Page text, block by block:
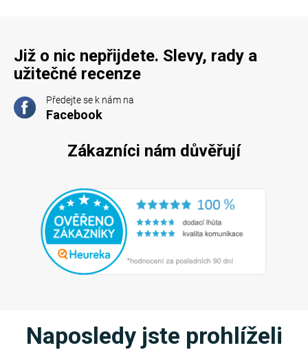
Již o nic nepřijdete. Slevy, rady a
užitečné recenze
Předejte se k nám na
Facebook
Zákazníci nám důvěřují
Naposledy jste prohlíželi